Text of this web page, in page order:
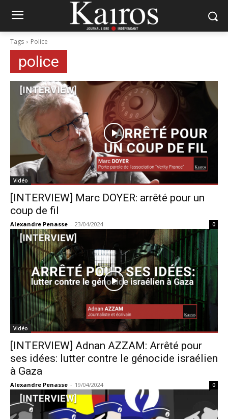
Tags Police
police
Vidéo
[INTERVIEW] Marc DOYER: arrêté pour un
coup de fil
Alexandre Penasse - 23/04/2024 0
Vidéo
[INTERVIEW] Adnan AZZAM: Arrêté pour
ses idées: lutter contre le génocide israélien
à Gaza
Alexandre Penasse - 19/04/2024 0